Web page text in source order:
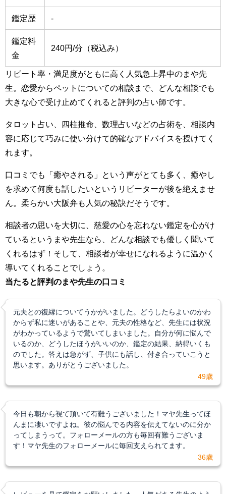
鑑定歴 -
鑑定料
金
240円/分（税込み）
リピート率・満足度がともに高く人気急上昇中のまや先
生。恋愛からペットについての相談まで、どんな相談でも
大きな心で受け止めてくれると評判の占い師です。
タロット占い、四柱推命、数理占いなどの占術を、相談内
容に応じて巧みに使い分けて的確なアドバイスを授けてく
れます。
口コミでも「癒やされる」という声がとても多く、癒やし
を求めて何度も話したいというリピーターが後を絶えませ
ん。柔らかい大阪弁も人気の秘訣だそうです。
相談者の思いを大切に、慈愛の心を忘れない鑑定を心がけ
ているというまや先生なら、どんな相談でも優しく聞いて
くれるはず！そして、相談者が幸せになれるように温かく
導いてくれることでしょう。
当たると評判のまや先生の口コミ
元夫との復縁についてうかがいました。どうしたらよいのかわ
からず私に迷いがあることや、元夫の性格など、先生には状況
がわかっているようで驚いてしまいました。自分が何に悩んで
いるのか、どうしたほうがいいのか、鑑定の結果、納得いくも
のでした。答えは急がず、子供にも話し、付き合っていこうと
思います。ありがとうございました。
49歳
今日も朝から視て頂いて有難うございました！マヤ先生ってほ
んまに凄いですよね。彼の悩んでる内容を伝えてないのに分か
ってしまうって。フォローメールの方も毎回有難うございま
す！マヤ先生のフォローメールに毎回支えられてます。
36歳